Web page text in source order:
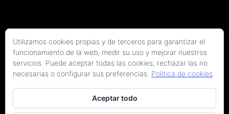
Utilizamos cookies propias y de terceros para garantizar el
funcionamiento de la web, medir su uso y mejorar nuestros
servicios. Puede aceptar todas las cookies, rechazar las no
necesarias o configurar sus preferencias. Política de cookies
Aceptar todo